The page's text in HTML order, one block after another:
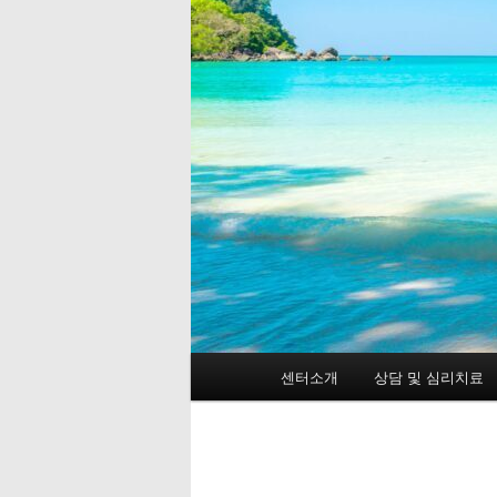
첫
센터소개 상담 및 심리치료